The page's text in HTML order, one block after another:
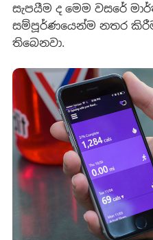
සැපයීම ද මෙම වසරේ
සම්පූර්ණයෙන්ම නතර
තිබෙනවා.